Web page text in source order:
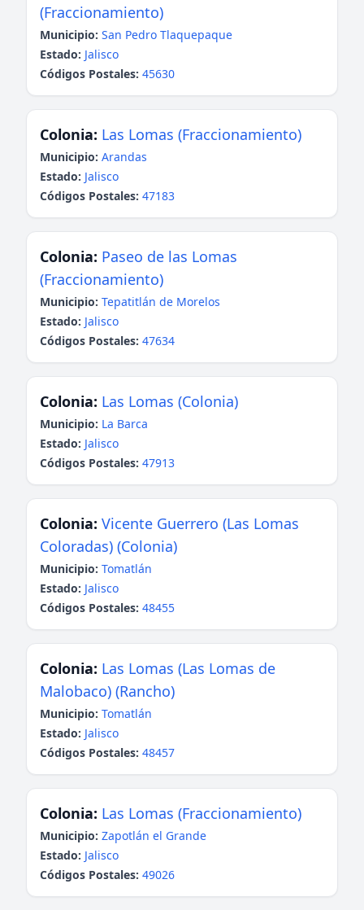
(Fraccionamiento)
Municipio: San Pedro Tlaquepaque
Estado: Jalisco
Códigos Postales: 45630
Colonia: Las Lomas (Fraccionamiento)
Municipio: Arandas
Estado: Jalisco
Códigos Postales: 47183
Colonia: Paseo de las Lomas
(Fraccionamiento)
Municipio: Tepatitlán de Morelos
Estado: Jalisco
Códigos Postales: 47634
Colonia: Las Lomas (Colonia)
Municipio: La Barca
Estado: Jalisco
Códigos Postales: 47913
Colonia: Vicente Guerrero (Las Lomas
Coloradas) (Colonia)
Municipio: Tomatlán
Estado: Jalisco
Códigos Postales: 48455
Colonia: Las Lomas (Las Lomas de
Malobaco) (Rancho)
Municipio: Tomatlán
Estado: Jalisco
Códigos Postales: 48457
Colonia: Las Lomas (Fraccionamiento)
Municipio: Zapotlán el Grande
Estado: Jalisco
Códigos Postales: 49026